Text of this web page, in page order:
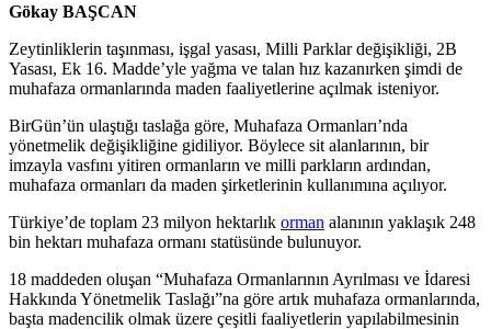
Gökay BAŞCAN
Zeytinliklerin taşınması, işgal yasası, Milli Parklar değişikliği, 2B
Yasası, Ek 16. Madde’yle yağma ve talan hız kazanırken şimdi de
muhafaza ormanlarında maden faaliyetlerine açılmak isteniyor.
BirGün’ün ulaştığı taslağa göre, Muhafaza Ormanları’nda
yönetmelik değişikliğine gidiliyor. Böylece sit alanlarının, bir
imzayla vasfını yitiren ormanların ve milli parkların ardından,
muhafaza ormanları da maden şirketlerinin kullanımına açılıyor.
Türkiye’de toplam 23 milyon hektarlık orman alanının yaklaşık 248
bin hektarı muhafaza ormanı statüsünde bulunuyor.
18 maddeden oluşan “Muhafaza Ormanlarının Ayrılması ve İdaresi
Hakkında Yönetmelik Taslağı”na göre artık muhafaza ormanlarında,
başta madencilik olmak üzere çeşitli faaliyetlerin yapılabilmesinin